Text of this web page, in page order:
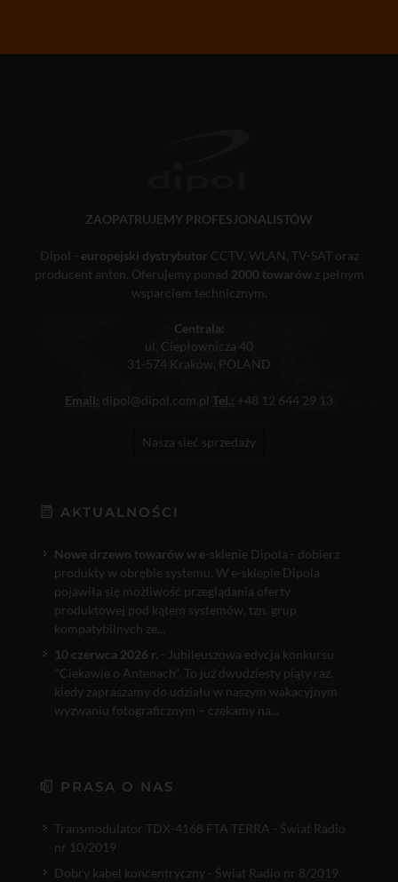
ZAOPATRUJEMY PROFESJONALISTÓW
Dipol - europejski dystrybutor CCTV, WLAN, TV-SAT oraz
producent anten. Oferujemy ponad 2000 towarówz pełnym
wsparciem technicznym.
Centrala:
ul. Ciepłownicza 40
31-574 Kraków, POLAND
Email: dipol@dipol.com.pl Tel.: +48 12 644 29 13
Nasza sieć sprzedaży
AKTUALNOŚCI
Nowe drzewo towarów w e-sklepie Dipola - dobierz
produkty w obrębie systemu. W e-sklepie Dipola
pojawiła się możliwość przeglądania oferty
produktowej pod kątem systemów, tzn. grup
kompatybilnych ze...
10 czerwca 2026 r. - Jubileuszowa edycja konkursu
"Ciekawie o Antenach". To już dwudziesty piąty raz,
kiedy zapraszamy do udziału w naszym wakacyjnym
wyzwaniu fotograficznym – czekamy na...
PRASA O NAS
Transmodulator TDX-4168 FTA TERRA - Świat Radio
nr 10/2019
Dobry kabel koncentryczny - Świat Radio nr 8/2019